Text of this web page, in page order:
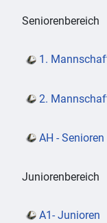
Seniorenbereich
1.
2.
AH - Senioren
Juniorenbereich
A1- Junioren